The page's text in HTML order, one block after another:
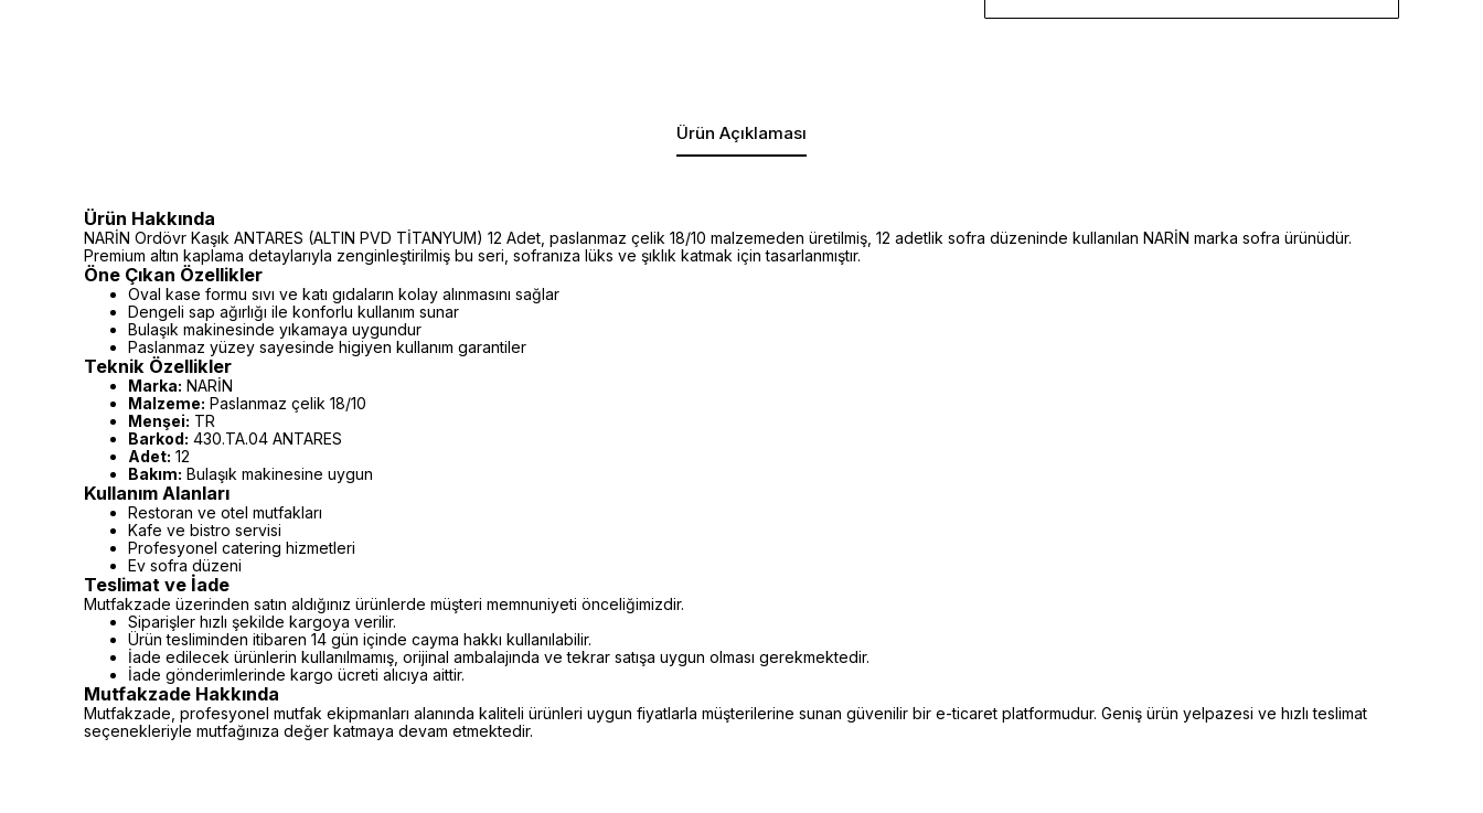
Ürün Açıklaması
Ürün Hakkında
NARİN Ordövr Kaşık ANTARES (ALTIN PVD TİTANYUM) 12 Adet, paslanmaz çelik 18/10 malzemeden üretilmiş, 12 adetlik sofra düzeninde kullanılan NARİN marka sofra ürünüdür.
Premium altın kaplama detaylarıyla zenginleştirilmiş bu seri, sofranıza lüks ve şıklık katmak için tasarlanmıştır.
Öne Çıkan Özellikler
Oval kase formu sıvı ve katı gıdaların kolay alınmasını sağlar
Dengeli sap ağırlığı ile konforlu kullanım sunar
Bulaşık makinesinde yıkamaya uygundur
Paslanmaz yüzey sayesinde higiyen kullanım garantiler
Teknik Özellikler
Marka: NARİN
Malzeme: Paslanmaz çelik 18/10
Menşei: TR
Barkod: 430.TA.04 ANTARES
Adet: 12
Bakım: Bulaşık makinesine uygun
Kullanım Alanları
Restoran ve otel mutfakları
Kafe ve bistro servisi
Profesyonel catering hizmetleri
Ev sofra düzeni
Teslimat ve İade
Mutfakzade üzerinden satın aldığınız ürünlerde müşteri memnuniyeti önceliğimizdir.
Siparişler hızlı şekilde kargoya verilir.
Ürün tesliminden itibaren 14 gün içinde cayma hakkı kullanılabilir.
İade edilecek ürünlerin kullanılmamış, orijinal ambalajında ve tekrar satışa uygun olması gerekmektedir.
İade gönderimlerinde kargo ücreti alıcıya aittir.
Mutfakzade Hakkında
Mutfakzade, profesyonel mutfak ekipmanları alanında kaliteli ürünleri uygun fiyatlarla müşterilerine sunan güvenilir bir e-ticaret platformudur. Geniş ürün yelpazesi ve hızlı teslimat
seçenekleriyle mutfağınıza değer katmaya devam etmektedir.